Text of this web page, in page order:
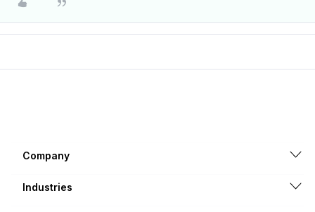
Company
Industries